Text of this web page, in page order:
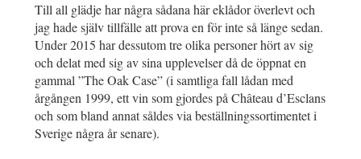
Till all glädje har några sådana här eklådor överlevt och
jag hade själv tillfälle att prova en för inte så länge sedan.
Under 2015 har dessutom tre olika personer hört av sig
och delat med sig av sina upplevelser då de öppnat en
gammal ”The Oak Case” (i samtliga fall lådan med
årgången 1999, ett vin som gjordes på Château d’Esclans
och som bland annat såldes via beställningssortimentet i
Sverige några år senare).